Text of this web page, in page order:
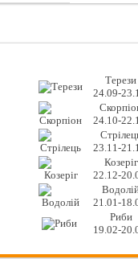
Терези
24.09-
24.10-
23.11-
Козеріг
22.12-
21.01-
Риби
19.02-